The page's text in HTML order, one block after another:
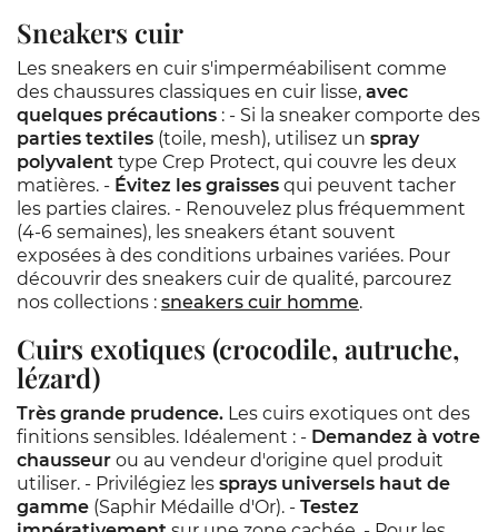
Sneakers cuir
Les sneakers en cuir s'imperméabilisent comme
des chaussures classiques en cuir lisse, avec
quelques précautions : - Si la sneaker comporte des
parties textiles (toile, mesh), utilisez un spray
polyvalent type Crep Protect, qui couvre les deux
matières. - Évitez les graisses qui peuvent tacher
les parties claires. - Renouvelez plus fréquemment
(4-6 semaines), les sneakers étant souvent
exposées à des conditions urbaines variées. Pour
découvrir des sneakers cuir de qualité, parcourez
nos collections : sneakers cuir homme.
Cuirs exotiques (crocodile, autruche,
lézard)
Très grande prudence. Les cuirs exotiques ont des
finitions sensibles. Idéalement : - Demandez à votre
chausseur ou au vendeur d'origine quel produit
utiliser. - Privilégiez les sprays universels haut de
gamme (Saphir Médaille d'Or). - Testez